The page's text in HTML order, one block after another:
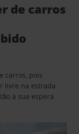
de carros
carros, pois
livre na estrada.
à sua espera